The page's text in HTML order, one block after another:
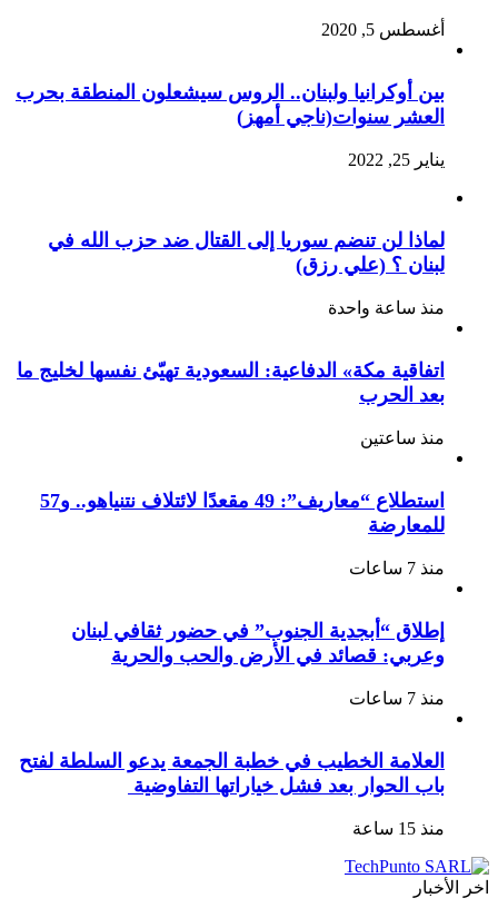
أغسطس 5, 2020
بين أوكرانيا ولبنان.. الروس سيشعلون المنطقة بحرب
العشر سنوات(ناجي أمهز)
يناير 25, 2022
لماذا لن تنضم سوريا إلى القتال ضد حزب الله في
لبنان ؟ (علي رزق)
منذ ساعة واحدة
اتفاقية مكة» الدفاعية: السعودية تهيّئ نفسها لخليج ما
بعد الحرب
منذ ساعتين
استطلاع “معاريف”: 49 مقعدًا لائتلاف نتنياهو.. و57
للمعارضة
منذ 7 ساعات
إطلاق “أبجدية الجنوب” في حضور ثقافي لبنان
وعربي: قصائد في الأرض والحب والحرية
منذ 7 ساعات
العلامة الخطيب في خطبة الجمعة يدعو السلطة لفتح
باب الحوار بعد فشل خياراتها التفاوضية
منذ 15 ساعة
اخر الأخبار